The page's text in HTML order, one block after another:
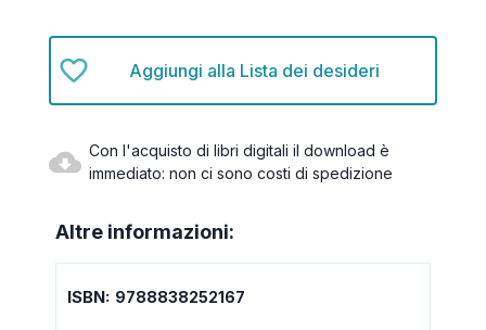
Aggiungi alla Lista dei desideri
Con l'acquisto di libri digitali il download è
immediato: non ci sono costi di spedizione
Altre informazioni:
ISBN: 9788838252167